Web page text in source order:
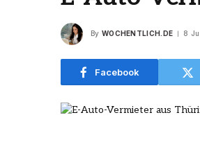
By WOCHENTLICH.DE 8
Facebook